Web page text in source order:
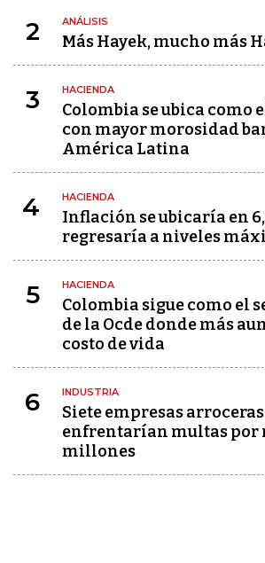
2 ANÁLISIS
Más Hayek, mucho más
3 HACIENDA
Colombia se ubica como
con mayor morosidad
América Latina
4 HACIENDA
Inflación se ubicaría en
regresaría a niveles
5 HACIENDA
Colombia sigue como el
de la Ocde donde más
costo de vida
6 INDUSTRIA
Siete empresas arroceras
enfrentarían multas por
millones